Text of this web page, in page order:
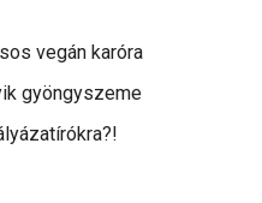
vegán karóra
gyöngyszeme